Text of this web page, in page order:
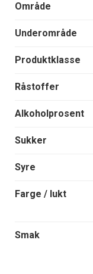
Område
Underområde
Produktklasse
Råstoffer
Alkoholprosent
Sukker
Syre
Farge / lukt
Smak